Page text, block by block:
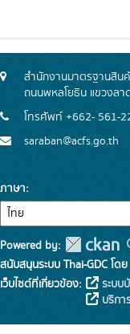
สำนักงานมาตรฐานสิน
ถนนพหลโยธิน แขวงล
โทรศัพท์ +662- 561-
saraban@acfs.go.th
ภาษา
Powered by:
สนับสนุนระบบ Thai-GDC โ
เว็บไซต์ที่เกี่ยวข้อง:
ระบ
บริก